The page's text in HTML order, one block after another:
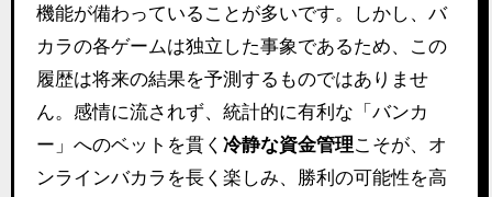
機能が備わっていることが多いです。しかし、バ
カラの各ゲームは独立した事象であるため、この
履歴は将来の結果を予測するものではありませ
ん。感情に流されず、統計的に有利な「バンカ
ー」へのベットを貫く 冷静な資金管理こそが、オ
ンラインバカラを長く楽しみ、勝利の可能性を高